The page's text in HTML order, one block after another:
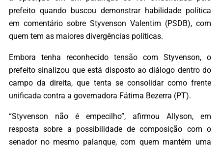
prefeito quando buscou demonstrar habilidade política
em comentário sobre Styvenson Valentim (PSDB), com
quem tem as maiores divergências políticas.
Embora tenha reconhecido tensão com Styvenson, o
prefeito sinalizou que está disposto ao diálogo dentro do
campo da direita, que tenta se consolidar como frente
unificada contra a governadora Fátima Bezerra (PT).
“Styvenson não é empecilho”, afirmou Allyson, em
resposta sobre a possibilidade de composição com o
senador no mesmo palanque, com quem mantém uma